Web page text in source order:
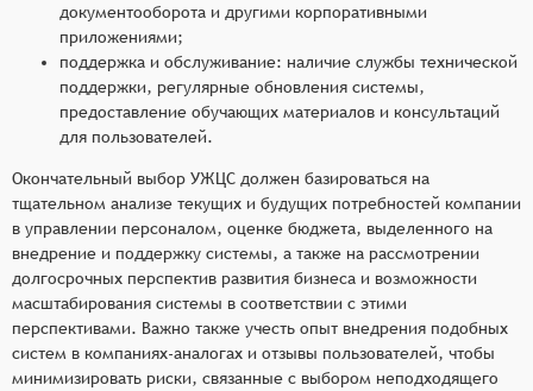
документооборота и другими корпоративными
приложениями;
поддержка и обслуживание: наличие службы технической
поддержки, регулярные обновления системы,
предоставление обучающих материалов и консультаций
для пользователей.
Окончательный выбор УЖЦС должен базироваться на
тщательном анализе текущих и будущих потребностей компании
в управлении персоналом, оценке бюджета, выделенного на
внедрение и поддержку системы, а также на рассмотрении
долгосрочных перспектив развития бизнеса и возможности
масштабирования системы в соответствии с этими
перспективами. Важно также учесть опыт внедрения подобных
систем в компаниях-аналогах и отзывы пользователей, чтобы
минимизировать риски, связанные с выбором неподходящего